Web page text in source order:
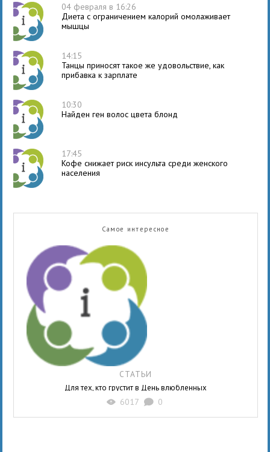
04 февраля в 16:26
Диета с ограничением калорий омолаживает
мышцы
14:15
Танцы приносят такое же удовольствие, как
прибавка к зарплате
10:30
Найден ген волос цвета блонд
17:45
Кофе снижает риск инсульта среди женского
населения
Самое интересное
СТАТЬИ
Для тех, кто грустит в День влюбленных
X 6017 K 0